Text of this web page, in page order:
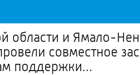
области и Ямало-
совместное
поддержки...